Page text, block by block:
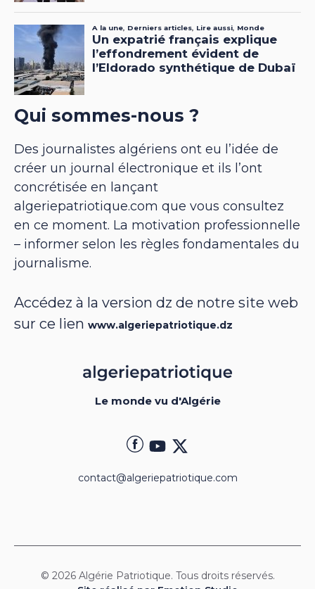
Qui sommes-nous ?
Des journalistes algériens ont eu l’idée de
créer un journal électronique et ils l’ont
concrétisée en lançant
algeriepatriotique.com que vous consultez
en ce moment. La motivation professionnelle
– informer selon les règles fondamentales du
journalisme.
Accédez à la version dz de notre site web
sur ce lien www.algeriepatriotique.dz
Le monde vu d'Algérie
contact@algeriepatriotique.com
© 2026 Algérie Patriotique. Tous droits réservés.